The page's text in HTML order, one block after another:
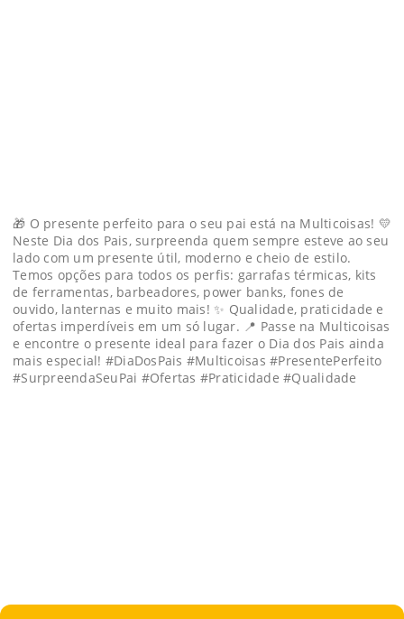
🎁 O presente perfeito para o seu pai está na Multicoisas! 💛
Neste Dia dos Pais, surpreenda quem sempre esteve ao seu
lado com um presente útil, moderno e cheio de estilo.
Temos opções para todos os perfis: garrafas térmicas, kits
de ferramentas, barbeadores, power banks, fones de
ouvido, lanternas e muito mais! ✨ Qualidade, praticidade e
ofertas imperdíveis em um só lugar. 📍 Passe na Multicoisas
e encontre o presente ideal para fazer o Dia dos Pais ainda
mais especial! #DiaDosPais #Multicoisas #PresentePerfeito
#SurpreendaSeuPai #Ofertas #Praticidade #Qualidade